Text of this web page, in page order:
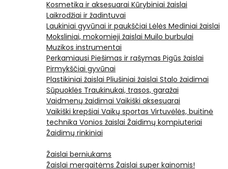
Kosmetika ir aksesuarai Kūrybiniai žaislai
Laikrodžiai ir žadintuvai
Laukiniai gyvūnai ir paukščiai Lėlės Mediniai žaislai
Moksliniai, mokomieji žaislai Muilo burbulai
Muzikos instrumentai
Perkamiausi Piešimas ir rašymas Pigūs žaislai
Pirmykščiai gyvūnai
Plastikiniai žaislai Pliušiniai žaislai Stalo žaidimai
Sūpuoklės Traukinukai, trasos, garažai
Vaidmenų žaidimai Vaikiški aksesuarai
Vaikiški krepšiai Vaikų sportas Virtuvėlės, buitinė
technika Vonios žaislai Žaidimų kompiuteriai
Žaidimų rinkiniai
Žaislai berniukams
Žaislai mergaitėms Žaislai super kainomis!